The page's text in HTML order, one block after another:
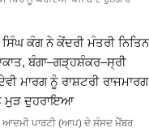
ਕੰਗ ਨੇ ਕੇਂਦਰੀ ਮੰਤਰੀ ਨਿਤਿਨ
ਬੰਗਾ–ਗੜ੍ਹਸ਼ੰਕਰ–ਸ੍ਰੀ
ਮਾਰਗ ਨੂੰ ਰਾਸ਼ਟਰੀ ਰਾਜਮਾਰਗ
ਮੁੜ ਦੁਹਰਾਇਆ
ਆਦਮੀ ਪਾਰਟੀ (ਆਪ) ਦੇ ਸੰਸਦ ਮੈਂਬਰ